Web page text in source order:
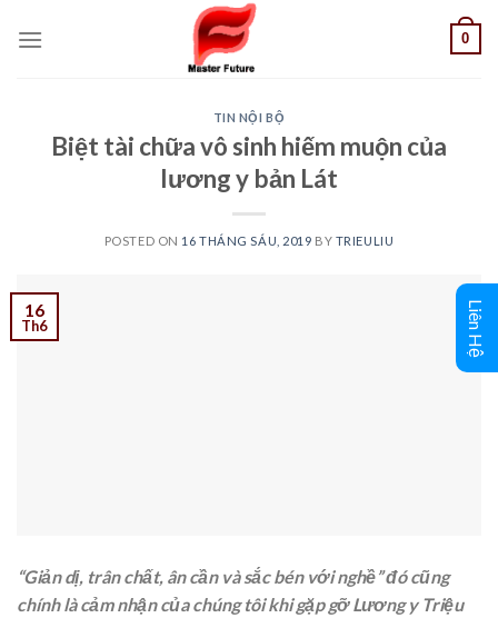
0
TIN NỘI BỘ
Biệt tài chữa vô sinh hiếm muộn của
lương y bản Lát
POSTED ON 16 THÁNG SÁU, 2019 BY TRIEULIU
16
Th6
“Giản dị, trân chất, ân cần và sắc bén với nghề” đó cũng
chính là cảm nhận của chúng tôi khi gặp gỡ Lương y Triệu
Liên Hệ